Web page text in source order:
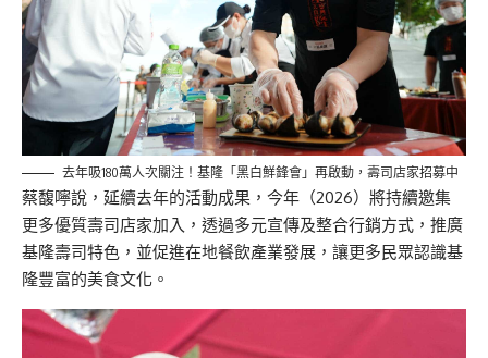
去年吸180萬人次關注！基隆「黑白鮮鋒會」再啟動，壽司店家招募中
蔡馥嚀說，延續去年的活動成果，今年（2026）將持續邀集
更多優質壽司店家加入，透過多元宣傳及整合行銷方式，推廣
基隆壽司特色，並促進在地餐飲產業發展，讓更多民眾認識基
隆豐富的美食文化。